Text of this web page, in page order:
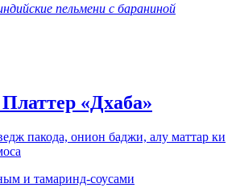
пельмени с бараниной
«Дхаба»
пакода, онион баджи, алу маттар ки
и тамаринд-соусами